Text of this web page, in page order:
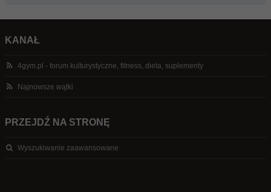
KANAŁ
4gym.pl - forum kulturystyczne, fitness, dieta, suplementy
Najnowsze wątki
PRZEJDŹ NA STRONĘ
Wyszukiwanie zaawansowane